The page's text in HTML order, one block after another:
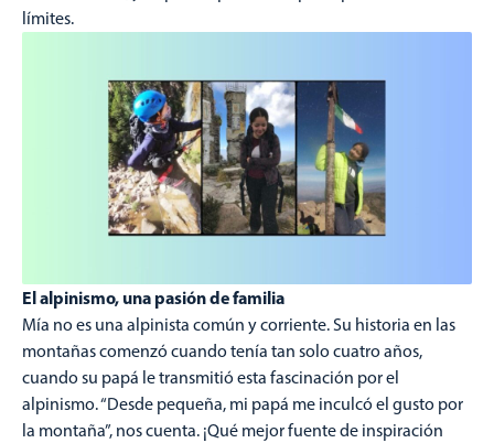
límites.
El alpinismo, una pasión de familia
Mía no es una alpinista común y corriente. Su historia en las
montañas comenzó cuando tenía tan solo cuatro años,
cuando su papá le transmitió esta fascinación por el
alpinismo. “Desde pequeña, mi papá me inculcó el gusto por
la montaña”, nos cuenta. ¡Qué mejor fuente de inspiración